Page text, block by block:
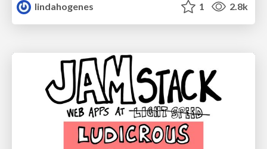
lindahogenes
1 2.8k